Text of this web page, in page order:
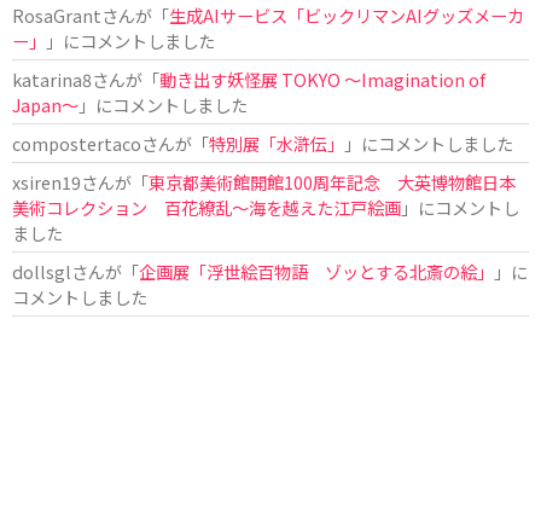
RosaGrantさんが「生成AIサービス「ビックリマンAIグッズメーカ
ー」
」にコメントしました
katarina8さんが「動き出す妖怪展 TOKYO 〜Imagination of
Japan〜」にコメントしました
compostertacoさんが「特別展「水滸伝」
」にコメントしました
xsiren19さんが「東京都美術館開館100周年記念 大英博物館日本
美術コレクション 百花繚乱～海を越えた江戸絵画」にコメントし
ました
dollsglさんが「企画展「浮世絵百物語 ゾッとする北斎の絵」
」に
コメントしました